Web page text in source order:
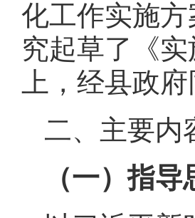
化工作实施
究起草了《
上，经县政
二、主要内
（一）指导